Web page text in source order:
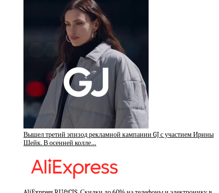
Вышел третий эпизод рекламной кампании GJ с участием Ирины
Шейк. В осенней колле…